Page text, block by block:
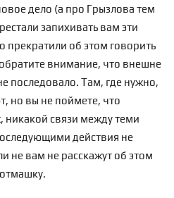
дело (а про Грызлова тем
запихивать вам эти
прекратили об этом говорить
внимание, что внешне
последовало. Там, где нужно,
но вы не поймете, что
связи между теми
действия не
не вам не расскажут об этом